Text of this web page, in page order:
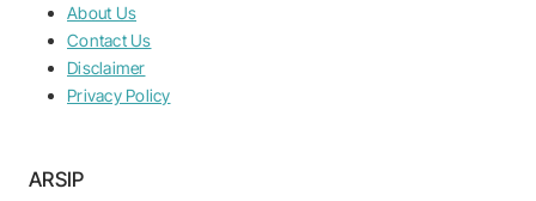
About Us
Contact Us
Disclaimer
Privacy Policy
ARSIP